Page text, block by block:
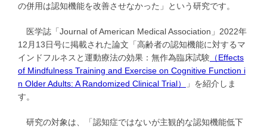
の併用は認知機能を改善させなかった」という研究です。
医学誌「Journal of American Medical Association」2022年
12月13日号に掲載された論文「高齢者の認知機能に対するマ
インドフルネスと運動療法の効果：無作為臨床試験 （Effects
of Mindfulness Training and Exercise on Cognitive Function i
n Older Adults: A Randomized Clinical Trial）
」を紹介しま
す。
研究の対象は、「認知症ではないが主観的な認知機能低下